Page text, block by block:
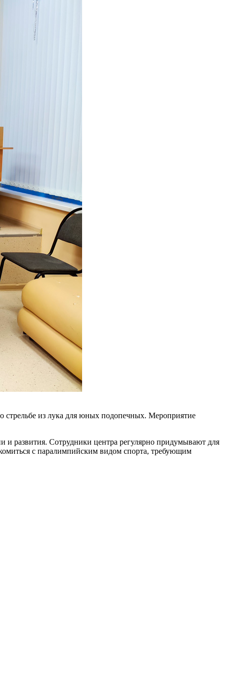
стрельбе из лука для юных подопечных. Мероприятие
и развития. Сотрудники центра регулярно придумывают для
с паралимпийским видом спорта, требующим